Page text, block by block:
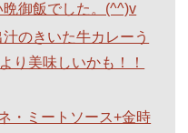
御飯でした。(^^)v
のきいた牛カレーう
り美味しいかも！！
・ミートソース+金時